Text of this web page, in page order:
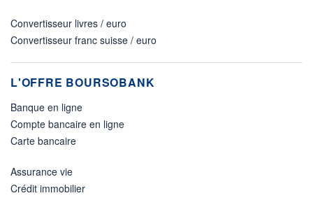
Convertisseur livres / euro
Convertisseur franc suisse / euro
L'OFFRE BOURSOBANK
Banque en ligne
Compte bancaire en ligne
Carte bancaire
Assurance vie
Crédit immobilier